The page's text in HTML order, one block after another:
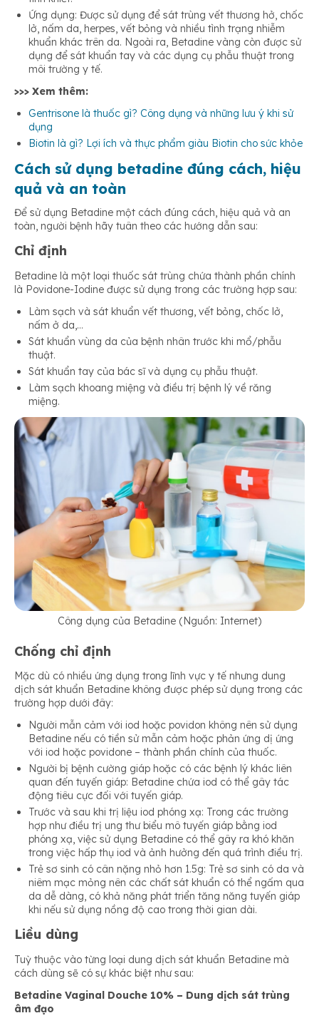
Ứng dụng: Được sử dụng để sát trùng vết thương hở, chốc
lở, nấm da, herpes, vết bỏng và nhiều tình trạng nhiễm
khuẩn khác trên da. Ngoài ra, Betadine vàng còn được sử
dụng để sát khuẩn tay và các dụng cụ phẫu thuật trong
môi trường y tế.
>>> Xem thêm:
Gentrisone là thuốc gì? Công dụng và những lưu ý khi sử
dụng
Biotin là gì? Lợi ích và thực phẩm giàu Biotin cho sức khỏe
Cách sử dụng betadine đúng cách, hiệu
quả và an toàn
Để sử dụng Betadine một cách đúng cách, hiệu quả và an
toàn, người bệnh hãy tuân theo các hướng dẫn sau:
Chỉ định
Betadine là một loại thuốc sát trùng chứa thành phần chính
là Povidone-Iodine được sử dụng trong các trường hợp sau:
Làm sạch và sát khuẩn vết thương, vết bỏng, chốc lở,
nấm ở da,…
Sát khuẩn vùng da của bệnh nhân trước khi mổ/phẫu
thuật.
Sát khuẩn tay của bác sĩ và dụng cụ phẫu thuật.
Làm sạch khoang miệng và điều trị bệnh lý về răng
miệng.
Công dụng của Betadine (Nguồn: Internet)
Chống chỉ định
Mặc dù có nhiều ứng dụng trong lĩnh vực y tế nhưng dung
dịch sát khuẩn Betadine không được phép sử dụng trong các
trường hợp dưới đây:
Người mẫn cảm với iod hoặc povidon không nên sử dụng
Betadine nếu có tiền sử mẫn cảm hoặc phản ứng dị ứng
với iod hoặc povidone – thành phần chính của thuốc.
Người bị bệnh cường giáp hoặc có các bệnh lý khác liên
quan đến tuyến giáp: Betadine chứa iod có thể gây tác
động tiêu cực đối với tuyến giáp.
Trước và sau khi trị liệu iod phóng xạ: Trong các trường
hợp như điều trị ung thư biểu mô tuyến giáp bằng iod
phóng xạ, việc sử dụng Betadine có thể gây ra khó khăn
trong việc hấp thụ iod và ảnh hưởng đến quá trình điều trị.
Trẻ sơ sinh có cân nặng nhỏ hơn 1.5g: Trẻ sơ sinh có da và
niêm mạc mỏng nên các chất sát khuẩn có thể ngấm qua
da dễ dàng, có khả năng phát triển tăng năng tuyến giáp
khi nếu sử dụng nồng độ cao trong thời gian dài.
Liều dùng
Tuỳ thuộc vào từng loại dung dịch sát khuẩn Betadine mà
cách dùng sẽ có sự khác biệt như sau:
Betadine Vaginal Douche 10% – Dung dịch sát trùng
âm đạo